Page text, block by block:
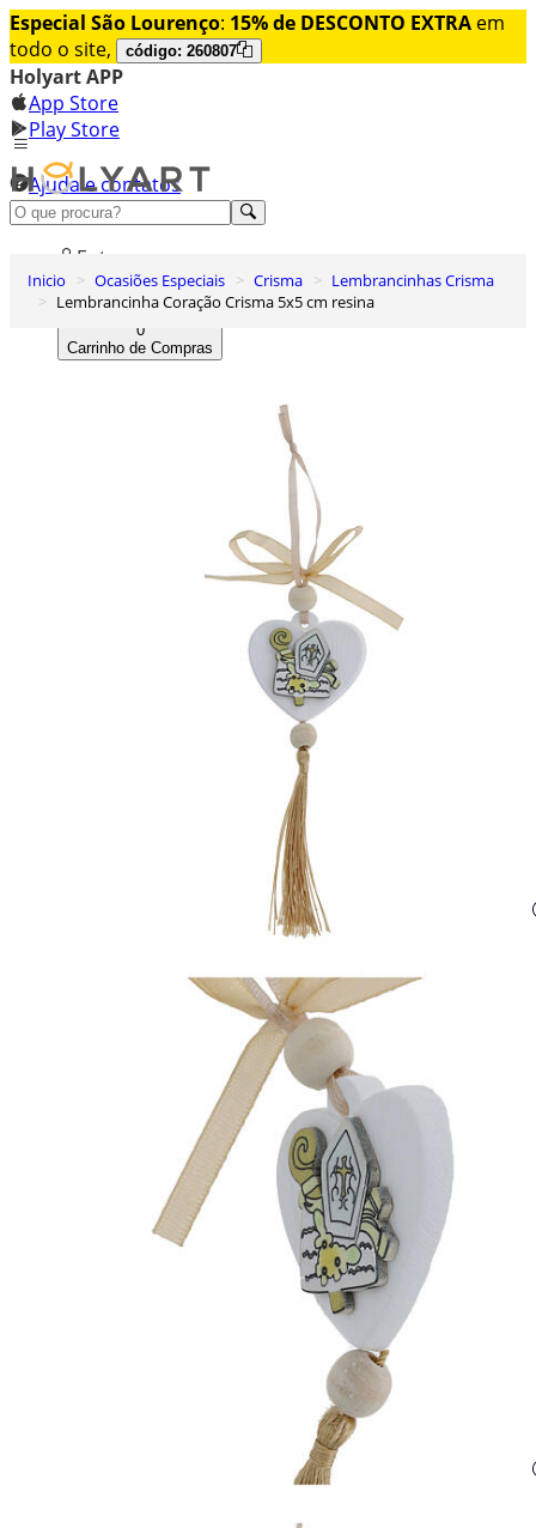
Especial São Lourenço: 15% de DESCONTO EXTRA em
todo o site,
código: 260807
Holyart APP
App Store
Play Store
Ajuda e contatos
Conheça premium
Entrar
Lista de Desejos
0
Carrinho de Compras
Inicio Ocasiões Especiais Crisma
Lembrancinhas Crisma
Lembrancinha Coração Crisma 5x5 cm resina